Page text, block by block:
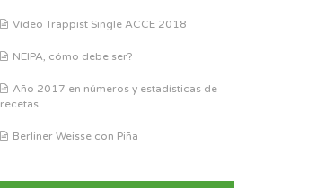
Vídeo Trappist Single ACCE 2018
NEIPA, cómo debe ser?
Año 2017 en números y estadísticas de
recetas
Berliner Weisse con Piña